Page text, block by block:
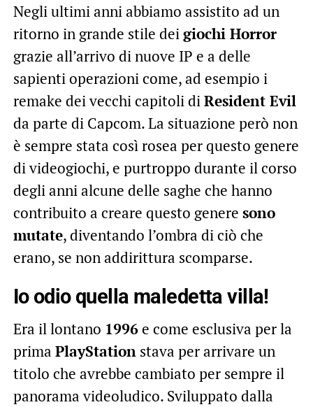
Negli ultimi anni abbiamo assistito ad un
ritorno in grande stile deigiochi Horror
grazie all’arrivo di nuove IP e a delle
sapienti operazioni come, ad esempio i
remake dei vecchi capitoli diResident Evil
da parte di Capcom. La situazione però non
è sempre stata così rosea per questo genere
di videogiochi, e purtroppo durante il corso
degli anni alcune delle saghe che hanno
contribuito a creare questo genere sono
mutate, diventando l’ombra di ciò che
erano, se non addirittura scomparse.
Io odio quella maledetta villa!
Era il lontano 1996e come esclusiva per la
prima PlayStationstava per arrivare un
titolo che avrebbe cambiato per sempre il
panorama videoludico. Sviluppato dalla